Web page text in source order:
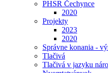
PHSR Čechynce
2020
Projekty
2023
2020
Správne konania -
Tlačivá
Tlačivá v jazyku